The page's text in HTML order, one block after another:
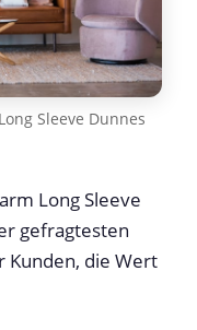
Sleeve Dunnes
Long Sleeve
gefragtesten
Kunden, die Wert